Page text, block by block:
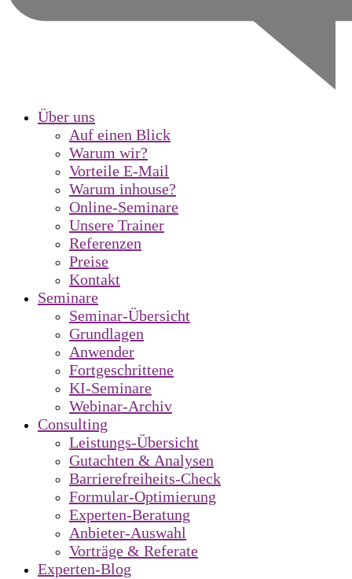
Über uns
Auf einen Blick
Warum wir?
Vorteile E-Mail
Warum inhouse?
Online-Seminare
Unsere Trainer
Referenzen
Preise
Kontakt
Seminare
Seminar-Übersicht
Grundlagen
Anwender
Fortgeschrittene
KI-Seminare
Webinar-Archiv
Consulting
Leistungs-Übersicht
Gutachten & Analysen
Barrierefreiheits-Check
Formular-Optimierung
Experten-Beratung
Anbieter-Auswahl
Vorträge & Referate
Experten-Blog